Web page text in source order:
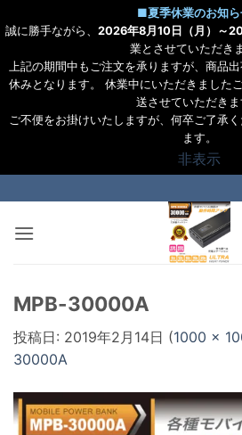
■夏季休業のお知ら
誠に勝手ながら、 2026年8月10日（月）～
業とさせていただき
上記の期間中もご注文を承りますが、商品
休みとなります。 休業中にいただきました
送させていただきま
ご不便をお掛けいたしますが、何卒ご了承
ます。
非表示
to
content
MPB-30000A
投稿日: 2019年2月14日 (1000 ×
30000A